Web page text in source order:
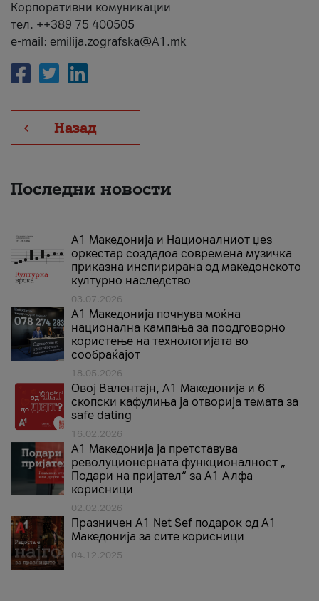
Корпоративни комуникации
тел. ++389 75 400505
e-mail: emilija.zografska@A1.mk
Назад
Последни новости
А1 Македонија и Националниот џез
оркестар создадоа современа музичка
приказна инспирирана од македонското
културно наследство
03.07.2026
A1 Македонија почнува моќна
национална кампања за поодговорно
користење на технологијата во
сообраќајот
18.05.2026
Овој Валентајн, A1 Македонија и 6
скопски кафулиња ја отворија темата за
safe dating
16.02.2026
А1 Македонија ја претставува
револуционерната функционалност „
Подари на пријател“ за А1 Алфа
корисници
02.02.2026
Празничен A1 Net Sеf подарок од А1
Македонија за сите корисници
04.12.2025